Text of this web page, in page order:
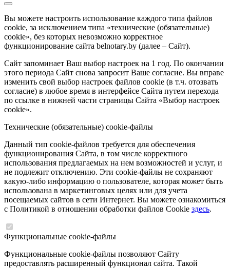
Вы можете настроить использование каждого типа файлов
cookie, за исключением типа «технические (обязательные)
cookie», без которых невозможно корректное
функционирование сайта belnotary.by (далее – Сайт).
Сайт запоминает Ваш выбор настроек на 1 год. По окончании
этого периода Сайт снова запросит Ваше согласие. Вы вправе
изменить свой выбор настроек файлов cookie (в т.ч. отозвать
согласие) в любое время в интерфейсе Сайта путем перехода
по ссылке в нижней части страницы Сайта «Выбор настроек
cookie».
Технические (обязательные) cookie-файлы
Данный тип cookie-файлов требуется для обеспечения
функционирования Сайта, в том числе корректного
использования предлагаемых на нем возможностей и услуг, и
не подлежит отключению. Эти cookie-файлы не сохраняют
какую-либо информацию о пользователе, которая может быть
использована в маркетинговых целях или для учета
посещаемых сайтов в сети Интернет. Вы можете ознакомиться
с Политикой в отношении обработки файлов Cookie здесь.
Функциональные cookie-файлы
Функциональные cookie-файлы позволяют Сайту
предоставлять расширенный функционал сайта. Такой